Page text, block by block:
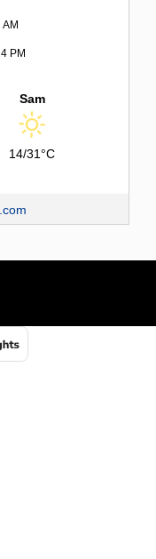
PM
Sam
14/31°C